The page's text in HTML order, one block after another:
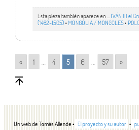
Esta pieza también aparece en ... IVÁN III el
(1462-1505)• MONGOLIA / MONGOLES•
« 1 ... 4 5 6 ... 57 »
Un web de Tomás Allende • El proyecto y su autor •